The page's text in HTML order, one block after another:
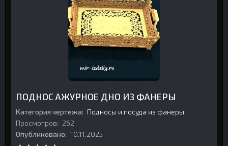
ПОДНОС АЖУРНОЕ ДНО ИЗ ФАНЕРЫ
Категория чертежа: Подносы и посуда из фанеры
Просмотров: 262
Опубликовано: 10.11.2025